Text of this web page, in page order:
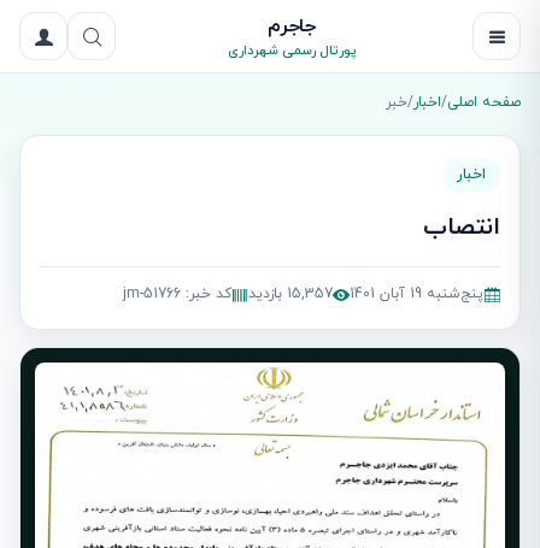
جاجرم
پورتال رسمی شهرداری
صفحه اصلی/اخبار/خبر
اخبار
انتصاب
پنج‌شنبه 19 آبان 1401 15,357 بازدید کد خبر: jm-51766